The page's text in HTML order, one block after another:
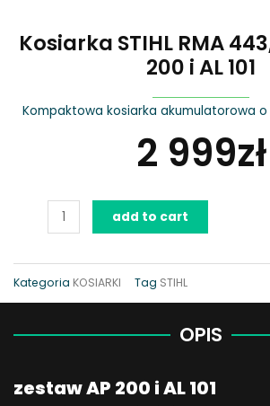
Kosiarka STIHL RMA
200 i AL 101
Kompaktowa kosiarka akumulatorowa
2 999zł
Kosiarka
zestaw
AL
add to cart
Kategoria KOSIARKI Tag STIHL
OPIS
zestaw AP 200 i AL 101